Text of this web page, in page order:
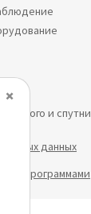
и
данных
программами
✖️